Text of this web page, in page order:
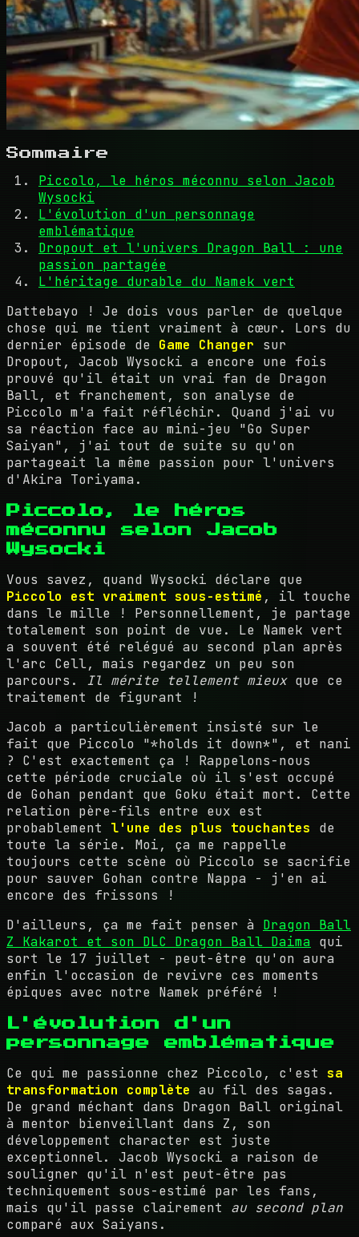
Sommaire
Piccolo, le héros méconnu selon Jacob
Wysocki
L'évolution d'un personnage
emblématique
Dropout et l'univers Dragon Ball : une
passion partagée
L'héritage durable du Namek vert
Dattebayo ! Je dois vous parler de quelque
chose qui me tient vraiment à cœur. Lors du
dernier épisode de Game Changer sur
Dropout, Jacob Wysocki a encore une fois
prouvé qu'il était un vrai fan de Dragon
Ball, et franchement, son analyse de
Piccolo m'a fait réfléchir. Quand j'ai vu
sa réaction face au mini-jeu "Go Super
Saiyan", j'ai tout de suite su qu'on
partageait la même passion pour l'univers
d'Akira Toriyama.
Piccolo, le héros
méconnu selon Jacob
Wysocki
Vous savez, quand Wysocki déclare que
Piccolo est vraiment sous-estimé , il touche
dans le mille ! Personnellement, je partage
totalement son point de vue. Le Namek vert
a souvent été relégué au second plan après
l'arc Cell, mais regardez un peu son
parcours. Il mérite tellement mieuxque ce
traitement de figurant !
Jacob a particulièrement insisté sur le
fait que Piccolo "*holds it down*", et nani
? C'est exactement ça ! Rappelons-nous
cette période cruciale où il s'est occupé
de Gohan pendant que Goku était mort. Cette
relation père-fils entre eux est
probablement l'une des plus touchantes de
toute la série. Moi, ça me rappelle
toujours cette scène où Piccolo se sacrifie
pour sauver Gohan contre Nappa - j'en ai
encore des frissons !
D'ailleurs, ça me fait penser à Dragon Ball
Z Kakarot et son DLC Dragon Ball Daima qui
sort le 17 juillet - peut-être qu'on aura
enfin l'occasion de revivre ces moments
épiques avec notre Namek préféré !
L'évolution d'un
personnage emblématique
Ce qui me passionne chez Piccolo, c'est sa
transformation complète au fil des sagas.
De grand méchant dans Dragon Ball original
à mentor bienveillant dans Z, son
développement character est juste
exceptionnel. Jacob Wysocki a raison de
souligner qu'il n'est peut-être pas
techniquement sous-estimé par les fans,
mais qu'il passe clairement au second plan
comparé aux Saiyans.